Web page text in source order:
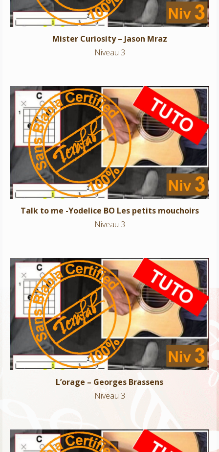
Mister Curiosity – Jason Mraz
Niveau 3
Talk to me -Yodelice BO Les petits mouchoirs
Niveau 3
Talk to me -Yodelice BO Les petits mouchoirs
Niveau 3
L’orage – Georges Brassens
Niveau 3
L’orage – Georges Brassens
Niveau 3